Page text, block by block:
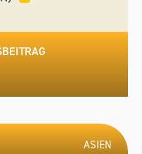
HERISAU
ASIEN